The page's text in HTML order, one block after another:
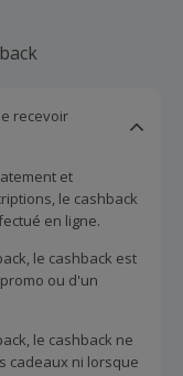
recevoir
et
le cashback
en ligne.
le cashback est
ou d'un
le cashback ne
cadeaux ni lorsque